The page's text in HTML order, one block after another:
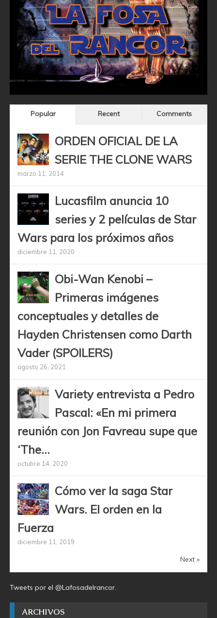
Popular Recent Comments
ORDEN OFICIAL DE LA
SERIE THE CLONE WARS
marzo 11, 2014
Lucasfilm anuncia 10
series y 2 películas de Star
Wars para los próximos años
diciembre 11, 2020
Obi-Wan Kenobi –
Primeras imágenes
conceptuales y detalles de
Hayden Christensen como Darth
Vader (SPOILERS)
agosto 26, 2021
Variety entrevista a Pedro
Pascal: «En mi primera
reunión con Jon Favreau supe que
‘The...
octubre 14, 2020
Cómo ver la saga Star
Wars. El orden en la
Fuerza
diciembre 11, 2019
Next »
Tweets por el @Lafosadelrancor.
ARCHIVOS